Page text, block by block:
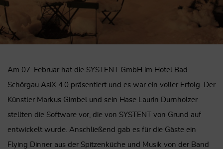
Am 07. Februar hat die SYSTENT GmbH im Hotel Bad
Schörgau AsiX 4.0 präsentiert und es war ein voller Erfolg. Der
Künstler Markus Gimbel und sein Hase Laurin Durnholzer
stellten die Software vor, die von SYSTENT von Grund auf
entwickelt wurde. Anschließend gab es für die Gäste ein
Flying Dinner aus der Spitzenküche und Musik von der Band